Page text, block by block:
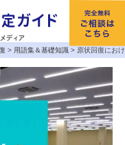
> 用語集＆基礎知識 > 原状回復にお